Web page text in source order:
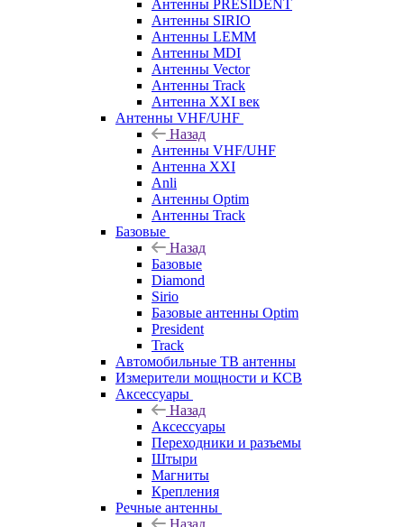
Антенны PRESIDENT
Антенны SIRIO
Антенны LEMM
Антенны MDI
Антенны Vector
Антенны Track
Антенна XXI век
Антенны VHF/UHF
Назад
Антенны VHF/UHF
Антенна XXI
Anli
Антенны Optim
Антенны Track
Базовые
Назад
Базовые
Diamond
Sirio
Базовые антенны Optim
President
Track
Автомобильные ТВ антенны
Измерители мощности и КСВ
Аксессуары
Назад
Аксессуары
Переходники и разъемы
Штыри
Магниты
Крепления
Речные антенны
Назад